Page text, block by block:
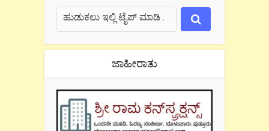
ಜಾಹೀರಾತು